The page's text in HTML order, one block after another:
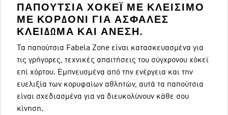
ΠΑΠΟΎΤΣΙΑ ΧΌΚΕΪ ΜΕ ΚΛΕΊΣΙΜΟ
ΜΕ ΚΟΡΔΌΝΙ ΓΙΑ ΑΣΦΑΛΈΣ
ΚΛΕΊΔΩΜΑ ΚΑΙ ΆΝΕΣΗ.
Τα παπούτσια Fabela Zone είναι κατασκευασμένα για
τις γρήγορες, τεχνικές απαιτήσεις του σύγχρονου χόκεϊ
επί χόρτου. Εμπνευσμένα από την ενέργεια και την
ευελιξία των κορυφαίων αθλητών, αυτά τα παπούτσια
είναι σχεδιασμένα για να διευκολύνουν κάθε σου
κίνηση.